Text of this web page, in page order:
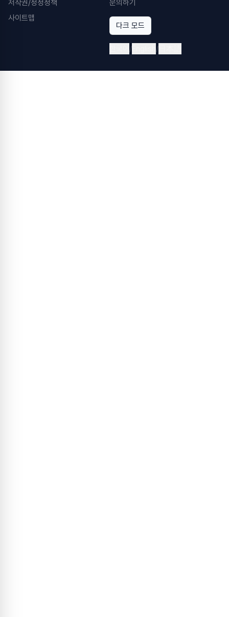
저작권/정정정책
사이트맵
문의하기
다크 모드
/ /